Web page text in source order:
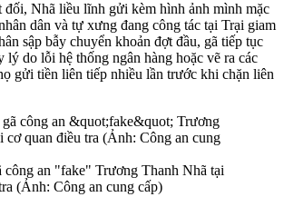
Nhã liều lĩnh gửi kèm hình ảnh mình mặc
dân và tự xưng đang công tác tại Trại giam
sập bẫy chuyển khoản đợt đầu, gã tiếp tục
lý do lỗi hệ thống ngân hàng hoặc vẽ ra các
gửi tiền liên tiếp nhiều lần trước khi chặn liên
công an "fake" Trương Thanh Nhã tại
(Ảnh: Công an cung cấp)